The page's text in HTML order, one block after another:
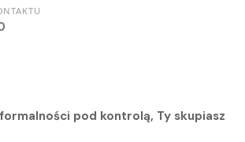
pod kontrolą, Ty skupiasz